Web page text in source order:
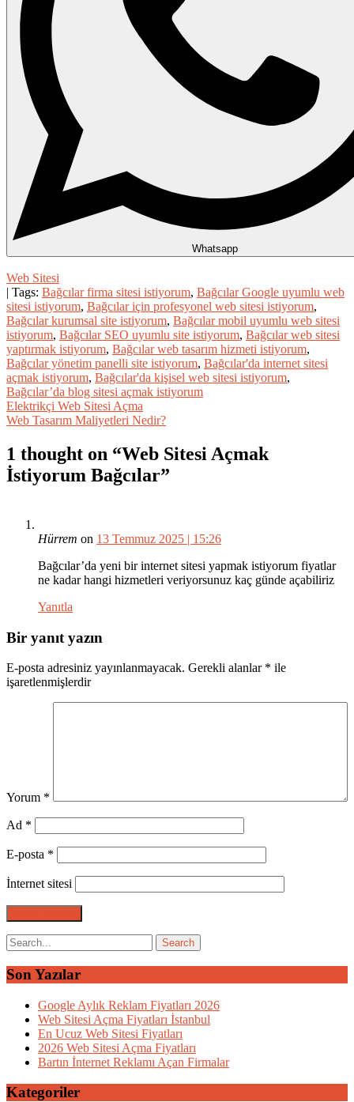
Whatsapp
Web Sitesi
| Tags: Bağcılar firma sitesi istiyorum, Bağcılar Google uyumlu web
sitesi istiyorum, Bağcılar için profesyonel web sitesi istiyorum,
Bağcılar kurumsal site istiyorum, Bağcılar mobil uyumlu web sitesi
istiyorum, Bağcılar SEO uyumlu site istiyorum, Bağcılar web sitesi
yaptırmak istiyorum, Bağcılar web tasarım hizmeti istiyorum,
Bağcılar yönetim panelli site istiyorum, Bağcılar'da internet sitesi
açmak istiyorum, Bağcılar'da kişisel web sitesi istiyorum,
Bağcılar’da blog sitesi açmak istiyorum
Yazı
gezinmesi
Elektrikçi Web Sitesi Açma
Web Tasarım Maliyetleri Nedir?
1 thought on “Web Sitesi Açmak
İstiyorum Bağcılar”
Hürrem on 13 Temmuz 2025 | 15:26
Bağcılar’da yeni bir internet sitesi yapmak istiyorum fiyatlar
ne kadar hangi hizmetleri veriyorsunuz kaç günde açabiliriz
Yanıtla
Bir yanıt yazın
E-posta adresiniz yayınlanmayacak. Gerekli alanlar * ile
işaretlenmişlerdir
Yorum *
Ad *
E-posta *
İnternet sitesi
Son Yazılar
Google Aylık Reklam Fiyatları 2026
Web Sitesi Açma Fiyatları İstanbul
En Ucuz Web Sitesi Fiyatları
2026 Web Sitesi Açma Fiyatları
Bartın İnternet Reklamı Açan Firmalar
Kategoriler